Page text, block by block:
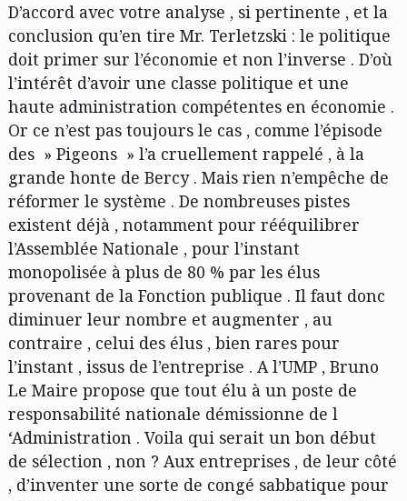
D’accord avec votre analyse , si pertinente , et la
conclusion qu’en tire Mr. Terletzski : le politique
doit primer sur l’économie et non l’inverse . D’où
l’intérêt d’avoir une classe politique et une
haute administration compétentes en économie .
Or ce n’est pas toujours le cas , comme l’épisode
des » Pigeons » l’a cruellement rappelé , à la
grande honte de Bercy . Mais rien n’empêche de
réformer le système . De nombreuses pistes
existent déjà , notamment pour rééquilibrer
l’Assemblée Nationale , pour l’instant
monopolisée à plus de 80 % par les élus
provenant de la Fonction publique . Il faut donc
diminuer leur nombre et augmenter , au
contraire , celui des élus , bien rares pour
l’instant , issus de l’entreprise . A l’UMP , Bruno
Le Maire propose que tout élu à un poste de
responsabilité nationale démissionne de l
‘Administration . Voila qui serait un bon début
de sélection , non ? Aux entreprises , de leur côté
, d’inventer une sorte de congé sabbatique pour